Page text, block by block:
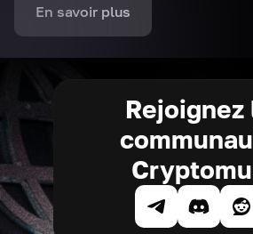
En savoir plus
Rejoignez